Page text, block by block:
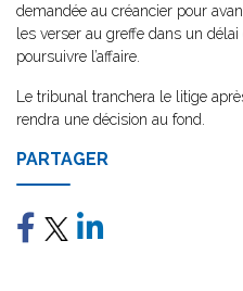
demandée au créancier pour
les verser au greffe dans un délai
poursuivre l’affaire.
Le tribunal tranchera le litige
rendra une décision au fond.
PARTAGER